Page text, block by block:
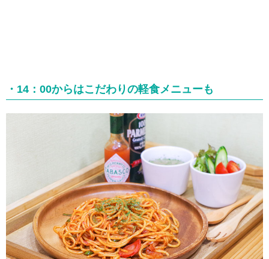
・14：00からはこだわりの軽食メニューも